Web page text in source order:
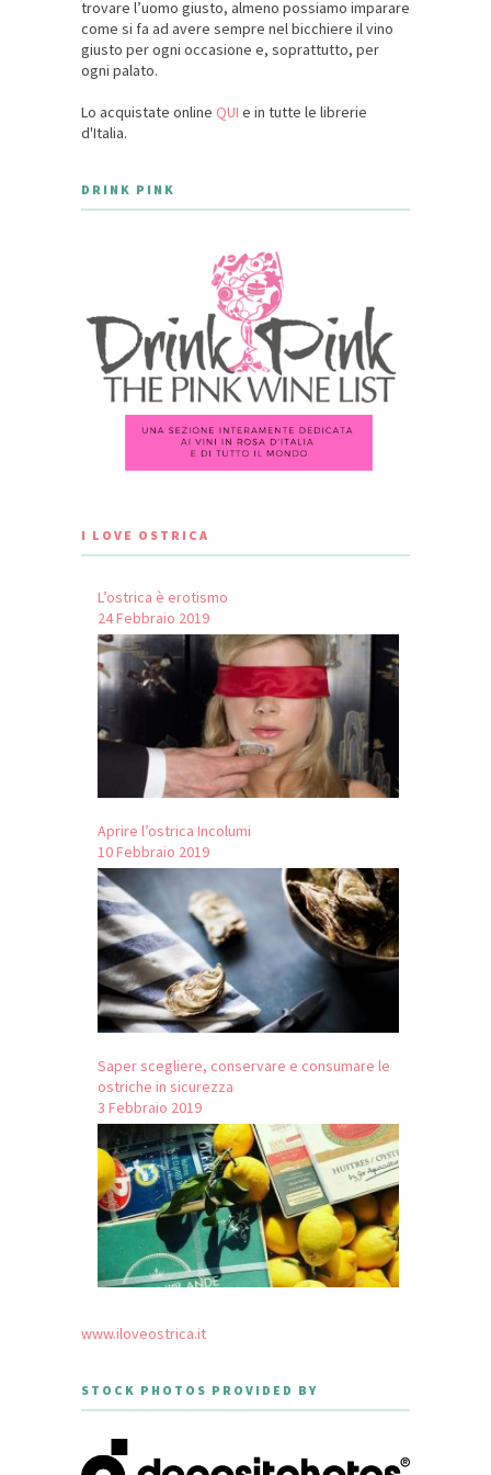
trovare l’uomo giusto, almeno possiamo imparare
come si fa ad avere sempre nel bicchiere il vino
giusto per ogni occasione e, soprattutto, per
ogni palato.
Lo acquistate online QUI e in tutte le librerie
d'Italia.
DRINK PINK
I LOVE OSTRICA
L’ostrica è erotismo
24 Febbraio 2019
Aprire l’ostrica Incolumi
10 Febbraio 2019
Saper scegliere, conservare e consumare le
ostriche in sicurezza
3 Febbraio 2019
www.iloveostrica.it
STOCK PHOTOS PROVIDED BY